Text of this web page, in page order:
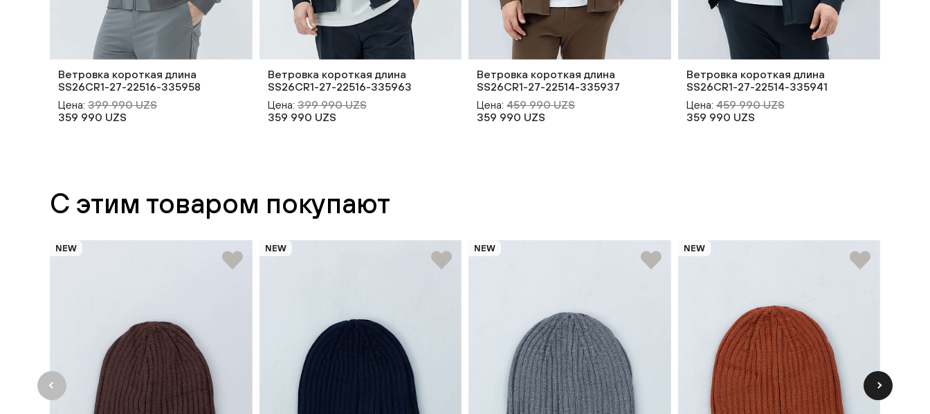
Ветровка короткая длина
SS26CR1-27-22516-335958
Цена: 399 990 UZS
359 990 UZS
Ветровка короткая длина
SS26CR1-27-22516-335963
Цена: 399 990 UZS
359 990 UZS
Ветровка короткая длина
SS26CR1-27-22514-335937
Цена: 459 990 UZS
359 990 UZS
Ветровка короткая длина
SS26CR1-27-22514-335941
Цена: 459 990 UZS
359 990 UZS
С этим товаром покупают
NEW NEW NEW NEW